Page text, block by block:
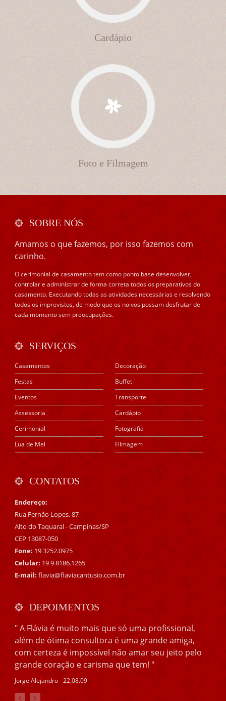
Cardápio
Foto e Filmagem
SOBRE NÓS
Amamos o que fazemos, por isso fazemos com
carinho.
O cerimonial de casamento tem como ponto base desenvolver,
controlar e administrar de forma correta todos os preparativos do
casamento. Executando todas as atividades necessárias e resolvendo
todos os imprevistos, de modo que os noivos possam desfrutar de
cada momento sem preocupações.
SERVIÇOS
Casamentos
Festas
Eventos
Assessoria
Cerimonial
Lua de Mel
Decoração
Buffet
Transporte
Cardápio
Fotografia
Filmagem
CONTATOS
Endereço:
Rua Fernão Lopes, 87
Alto do Taquaral - Campinas/SP
CEP 13087-050
Fone: 19 3252.0975
Celular: 19 9 8186.1265
E-mail: flavia@flaviacantusio.com.br
DEPOIMENTOS
" A Flávia é muito mais que só uma profissional,
além de ótima consultora é uma grande amiga,
com certeza é impossível não amar seu jeito pelo
grande coração e carisma que tem! "
Jorge Alejandro - 22.08.09